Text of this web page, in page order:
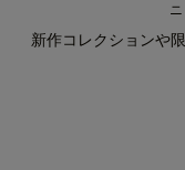
新作コレクションや